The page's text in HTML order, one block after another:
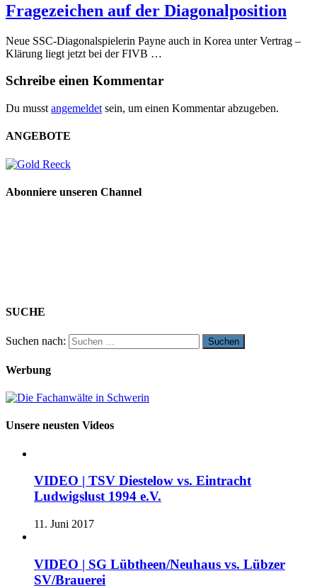
Fragezeichen auf der Diagonalposition
Neue SSC-Diagonalspielerin Payne auch in Korea unter Vertrag –
Klärung liegt jetzt bei der FIVB …
Schreibe einen Kommentar
Du musst angemeldet sein, um einen Kommentar abzugeben.
ANGEBOTE
Abonniere unseren Channel
SUCHE
Suchen nach:
Werbung
Unsere neusten Videos
VIDEO | TSV Diestelow vs. Eintracht
Ludwigslust 1994 e.V.
11. Juni 2017
VIDEO | SG Lübtheen/Neuhaus vs. Lübzer
SV/Brauerei